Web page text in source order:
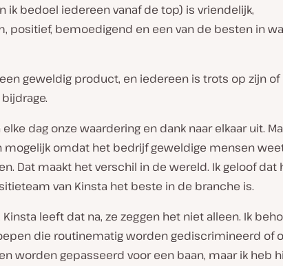
ik bedoel iedereen vanaf de top) is vriendelijk,
positief, bemoedigend en een van de besten in
geweldig product, en iedereen is trots op zijn of
dag onze waardering en dank naar elkaar uit.
mogelijk omdat het bedrijf geweldige mensen
Dat maakt het verschil in de wereld. Ik geloof dat
van Kinsta het beste in de branche is.
leeft dat na, ze zeggen het niet alleen. Ik
die routinematig worden gediscrimineerd of
worden gepasseerd voor een baan, maar ik heb